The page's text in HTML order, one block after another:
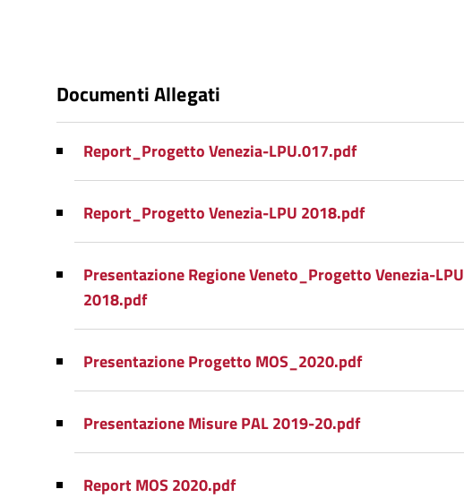
Documenti Allegati
Report_Progetto Venezia-LPU.017.pdf
Report_Progetto Venezia-LPU 2018.pdf
Presentazione Regione Veneto_Progetto Venezia-LPU
2018.pdf
Presentazione Progetto MOS_2020.pdf
Presentazione Misure PAL 2019-20.pdf
Report MOS 2020.pdf